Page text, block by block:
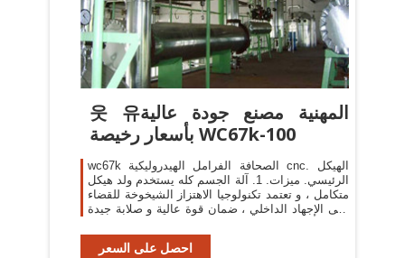
웃 유المهنية مصنع جودة عالية
بأسعار رخيصة WC67k-100
wc67k الصحافة الفرامل الهيدروليكية cnc. الهيكل
الرئيسي. ميزات. 1. آلة الجسم كله يستخدم ولد هيكل
متكامل ، و تعتمد تكنولوجيا الاهتزاز الشيخوخة للقضاء
على الإجهاد الداخلي ، ضمان قوة عالية و صلابة جيدة
احصل على السعر